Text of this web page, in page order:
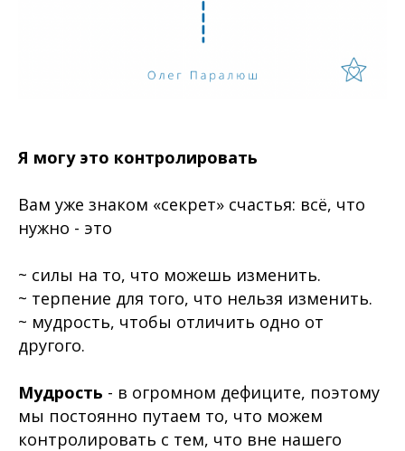
Я могу это контролировать
Вам уже знаком «секрет» счастья: всё, что
нужно - это
~ силы на то, что можешь изменить.
~ терпение для того, что нельзя изменить.
~ мудрость, чтобы отличить одно от
другого.
Мудрость - в огромном дефиците, поэтому
мы постоянно путаем то, что можем
контролировать с тем, что вне нашего